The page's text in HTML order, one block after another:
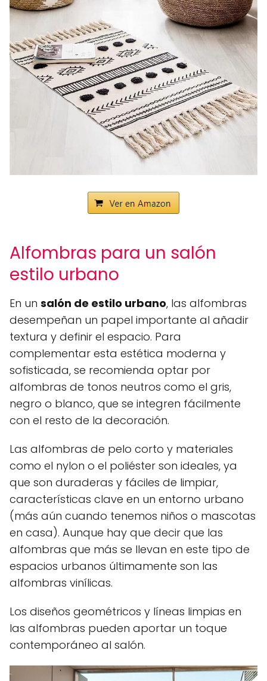
Alfombras para un salón
estilo urbano
En un salón de estilo urbano, las alfombras
desempeñan un papel importante al añadir
textura y definir el espacio. Para
complementar esta estética moderna y
sofisticada, se recomienda optar por
alfombras de tonos neutros como el gris,
negro o blanco, que se integren fácilmente
con el resto de la decoración.
Las alfombras de pelo corto y materiales
como el nylon o el poliéster son ideales, ya
que son duraderas y fáciles de limpiar,
características clave en un entorno urbano
(más aún cuando tenemos niños o mascotas
en casa). Aunque hay que decir que las
alfombras que más se llevan en este tipo de
espacios urbanos últimamente son las
alfombras vinílicas.
Los diseños geométricos y líneas limpias en
las alfombras pueden aportar un toque
contemporáneo al salón.